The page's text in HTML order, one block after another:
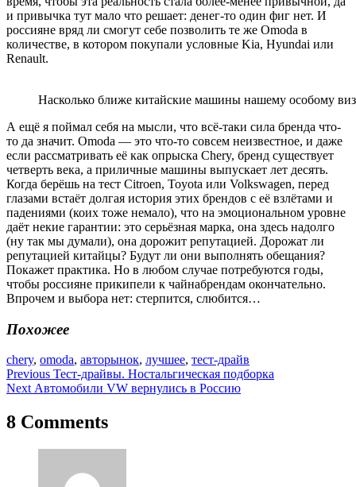
и привычка тут мало что решает: денег-то один фиг нет. И
россияне вряд ли смогут себе позволить те же Omoda в
количестве, в котором покупали условные Kia, Hyundai или
Renault.
Насколько ближе китайские машины нашему особому
А ещё я поймал себя на мысли, что всё-таки сила бренда что-
то да значит. Omoda — это что-то совсем неизвестное, и даже
если рассматривать её как опрыска Chery, бренд существует
четверть века, а приличные машины выпускает лет десять.
Когда берёшь на тест Citroen, Toyota или Volkswagen, перед
глазами встаёт долгая история этих брендов с её взлётами и
падениями (коих тоже немало), что на эмоциональном уровне
даёт некие гарантии: это серьёзная марка, она здесь надолго
(ну так мы думали), она дорожит репутацией. Дорожат ли
репутацией китайцы? Будут ли они выполнять обещания?
Покажет практика. Но в любом случае потребуются годы,
чтобы россияне прикипели к чайнабрендам окончательно.
Впрочем и выбора нет: стерпится, слюбится…
Похожее
chery, omoda, авторынок, лучшее, тест-драйв
Навигация
по
записям
Previous Тест-драйвы. Ностальгическая подборка
Next Автомобили VW вернулись в Россию
8 Comments